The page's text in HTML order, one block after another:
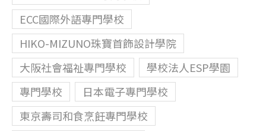
ECC國際外語專門學校
HIKO-MIZUNO珠寶首飾設計學院
大阪社會福祉專門學校
學校法人ESP學園
專門學校
日本電子專門學校
東京壽司和食烹飪專門學校